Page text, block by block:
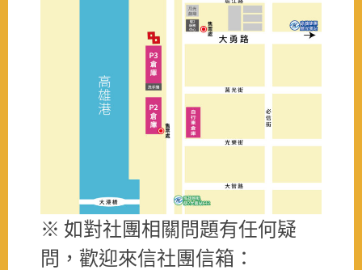
※ 如對社團相關問題有任何疑
問，歡迎來信社團信箱：